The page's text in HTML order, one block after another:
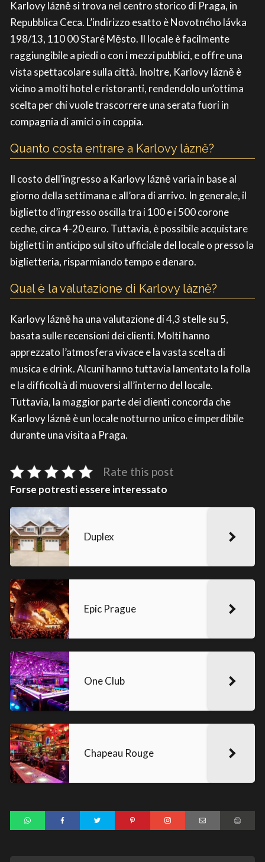
Karlovy lázně si trova nel centro storico di Praga, in
Repubblica Ceca. L’indirizzo esatto è Novotného lávka
198/13, 110 00 Staré Město. Il locale è facilmente
raggiungibile a piedi o con i mezzi pubblici, e offre una
vista spettacolare sulla città. Inoltre, Karlovy lázně è
vicino a molti hotel e ristoranti, rendendolo un’ottima
scelta per chi vuole trascorrere una serata fuori in
compagnia di amici o in coppia.
Quanto costa entrare a Karlovy lázně?
Il costo dell’ingresso a Karlovy lázně varia in base al
giorno della settimana e all’ora di arrivo. In generale, il
biglietto d’ingresso oscilla tra i 100 e i 500 corone
ceche, circa 4-20 euro. Tuttavia, è possibile acquistare
biglietti in anticipo sul sito ufficiale del locale o presso la
biglietteria, risparmiando tempo e denaro.
Qual è la valutazione di Karlovy lázně?
Karlovy lázně ha una valutazione di 4,3 stelle su 5,
basata sulle recensioni dei clienti. Molti hanno
apprezzato l’atmosfera vivace e la vasta scelta di
musica e drink. Alcuni hanno tuttavia lamentato la folla
e la difficoltà di muoversi all’interno del locale.
Tuttavia, la maggior parte dei clienti concorda che
Karlovy lázně è un locale notturno unico e imperdibile
durante una visita a Praga.
Rate this post
Forse potresti essere interessato
Duplex
Epic Prague
One Club
Chapeau Rouge